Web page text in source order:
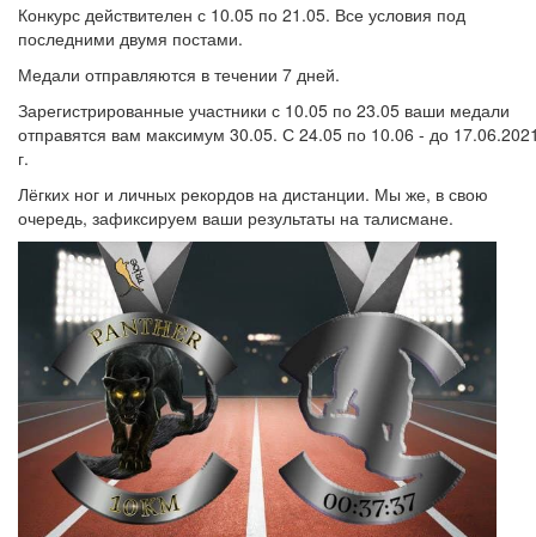
Конкурс действителен с 10.05 по 21.05. Все условия под
последними двумя постами.
Медали отправляются в течении 7 дней.
Зарегистрированные участники с 10.05 по 23.05 ваши медали
отправятся вам максимум 30.05. С 24.05 по 10.06 - до
г.
Лёгких ног и личных рекордов на дистанции. Мы же, в свою
очередь, зафиксируем ваши результаты на талисмане.